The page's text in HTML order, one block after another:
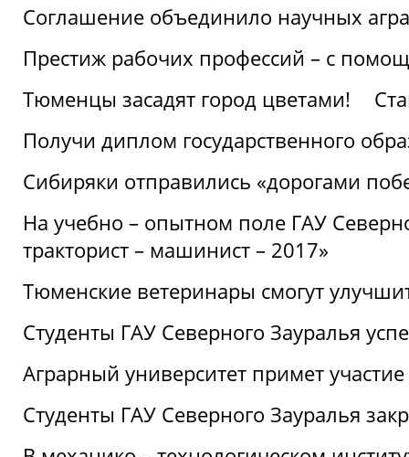
Соглашение объединило научных
Престиж рабочих профессий – с
Тюменцы засадят город цветами!
Получи диплом государственного
Сибиряки отправились «дорогами
На учебно – опытном поле ГАУ
тракторист – машинист – 2017»
Тюменские ветеринары смогут
Студенты ГАУ Северного Зауралья
Аграрный университет примет
Студенты ГАУ Северного Зауралья